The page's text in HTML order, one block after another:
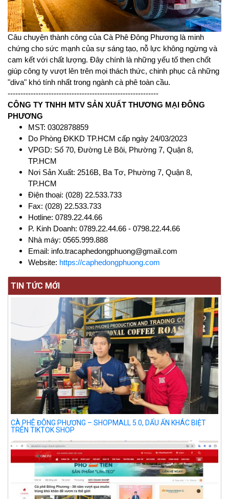
Câu chuyện thành công của Cà Phê Đông Phương là minh
chứng cho sức mạnh của sự sáng tạo, nỗ lực không ngừng và
cam kết với chất lượng. Đây chính là những yếu tố then chốt
giúp công ty vượt lên trên mọi thách thức, chinh phục cả những
"diva" khó tính nhất trong ngành cà phê toàn cầu.
-----------------------------------------------------------
CÔNG TY TNHH MTV SẢN XUẤT THƯƠNG MẠI ĐÔNG
PHƯƠNG
MST: 0302878859
Do Phòng ĐKKD TP.HCM cấp ngày 24/03/2023
VPGD: Số 70, Đường Lê Bôi, Phường 7, Quận 8,
TP.HCM
Nơi Sản Xuất: 2516B, Ba Tơ, Phường 7, Quận 8,
TP.HCM
Điện thoại: (028) 22.533.733
Fax: (028) 22.533.733
Hotline: 0789.22.44.66
P. Kinh Doanh: 0789.22.44.66 - 0798.22.44.66
Nhà máy: 0565.999.888
Email: info.tracaphedongphuong@gmail.com
Website: https://caphedongphuong.com
TIN TỨC MỚI
CÀ PHÊ ĐÔNG PHƯƠNG – SHOPMALL 5.0, DẤU ẤN KHÁC BIỆT
TRÊN TIKTOK SHOP